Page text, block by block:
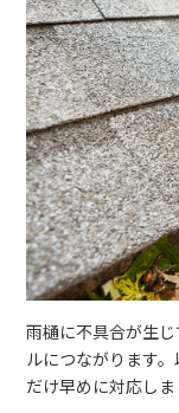
雨樋に不具合が生
ルにつながります
だけ早めに対応しま